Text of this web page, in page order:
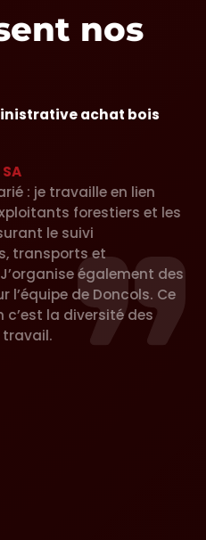
nos
achat bois
: je travaille en lien
forestiers et les
le suivi
transports et
également des
l’équipe de Doncols. Ce
la diversité des
travail.